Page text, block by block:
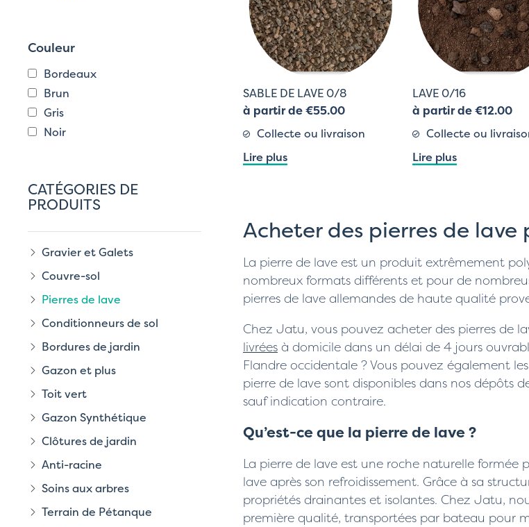
SABLE DE LAVE 0/8
à partir de €55.00
Collecte ou livraison
Lire plus
LAVE 0/16
à partir de €12.00
Collecte ou
Lire plus
Acheter des pierres de lave
La pierre de lave est un produit extrêmement
nombreux formats différents et pour de
pierres de lave allemandes de haute qualité
Chez Jatu, vous pouvez acheter des pierres de
livrées à domicile dans un délai de 4 jours
Flandre occidentale ? Vous pouvez également
pierre de lave sont disponibles dans nos dépôts
sauf indication contraire.
Qu’est-ce que la pierre de lave ?
La pierre de lave est une roche naturelle formée
lave après son refroidissement. Grâce à sa
propriétés drainantes et isolantes. Chez Jatu,
première qualité, transportées par bateau pour
Couleur
Bordeaux
Brun
Gris
Noir
CATÉGORIES DE
PRODUITS
Gravier et Galets
Couvre-sol
Pierres de lave
Conditionneurs de sol
Bordures de jardin
Gazon et plus
Toit vert
Gazon Synthétique
Clôtures de jardin
Anti-racine
Soins aux arbres
Terrain de Pétanque